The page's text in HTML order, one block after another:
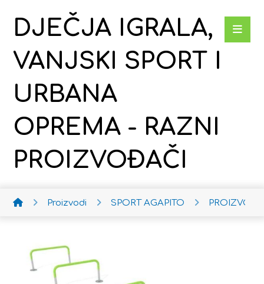
DJEČJA IGRALA,
VANJSKI SPORT I
URBANA
OPREMA - RAZNI
PROIZVOĐAČI
Proizvodi SPORT AGAPITO PROIZVODI